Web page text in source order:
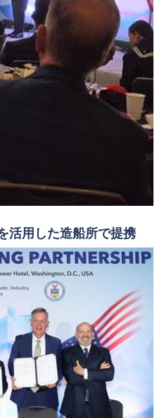
活用した造船所で提携